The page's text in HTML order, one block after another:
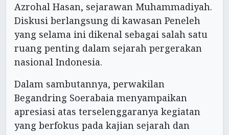
Azrohal Hasan, sejarawan Muhammadiyah.
Diskusi berlangsung di kawasan Peneleh
yang selama ini dikenal sebagai salah satu
ruang penting dalam sejarah pergerakan
nasional Indonesia.
Dalam sambutannya, perwakilan
Begandring Soerabaia menyampaikan
apresiasi atas terselenggaranya kegiatan
yang berfokus pada kajian sejarah dan